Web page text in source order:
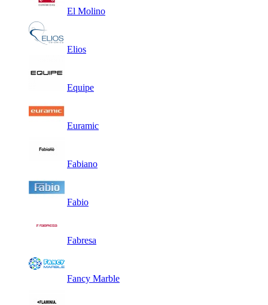
El Molino
Elios
Equipe
Euramic
Fabiano
Fabio
Fabresa
Fancy Marble